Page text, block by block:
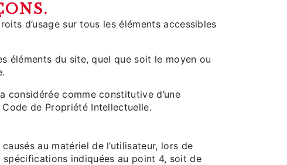
d’usage sur tous les éléments accessibles
éléments du site, quel que soit le moyen ou
considérée comme constitutive d’une
de Propriété Intellectuelle.
au matériel de l’utilisateur, lors de
spécifications indiquées au point 4, soit de